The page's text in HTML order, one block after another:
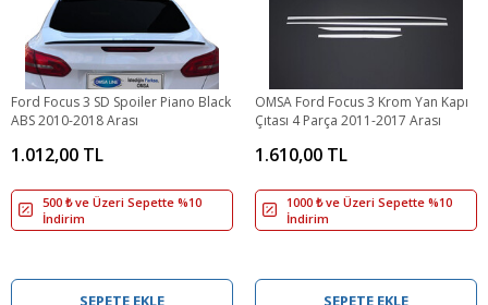
Ford Focus 3 SD Spoiler Piano Black
ABS 2010-2018 Arası
1.012,00 TL
500 ₺ ve Üzeri Sepette %10
İndirim
SEPETE EKLE
OMSA Ford Focus 3 Krom Yan Kapı
Çıtası 4 Parça 2011-2017 Arası
1.610,00 TL
1000 ₺ ve Üzeri Sepette %10
İndirim
SEPETE EKLE